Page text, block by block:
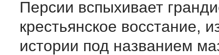
Персии вспыхивает
крестьянское восстание,
истории под названием